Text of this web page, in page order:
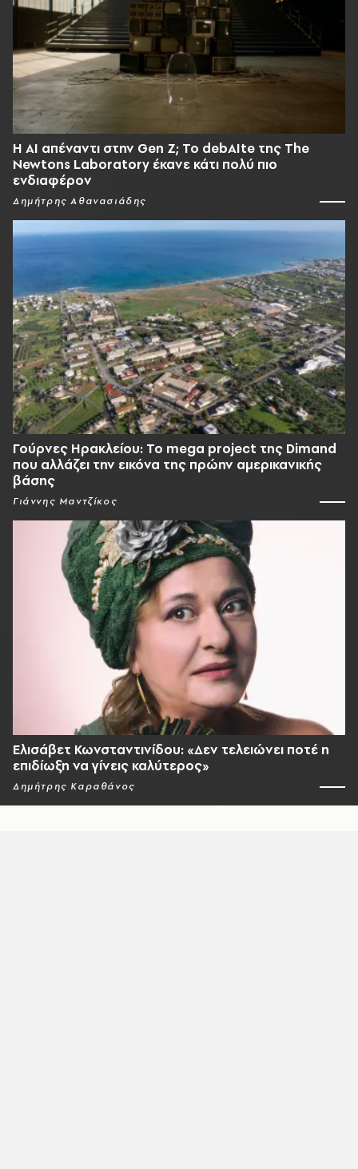
Η AI απέναντι στην Gen Z; Το debAIte της The
Newtons Laboratory έκανε κάτι πολύ πιο
ενδιαφέρον
Δημήτρης Αθανασιάδης
Γούρνες Ηρακλείου: To mega project της Dimand
που αλλάζει την εικόνα της πρώην αμερικανικής
βάσης
Γιάννης Μαντζίκος
Ελισάβετ Κωνσταντινίδου: «Δεν τελειώνει ποτέ η
επιδίωξη να γίνεις καλύτερος»
Δημήτρης Καραθάνος